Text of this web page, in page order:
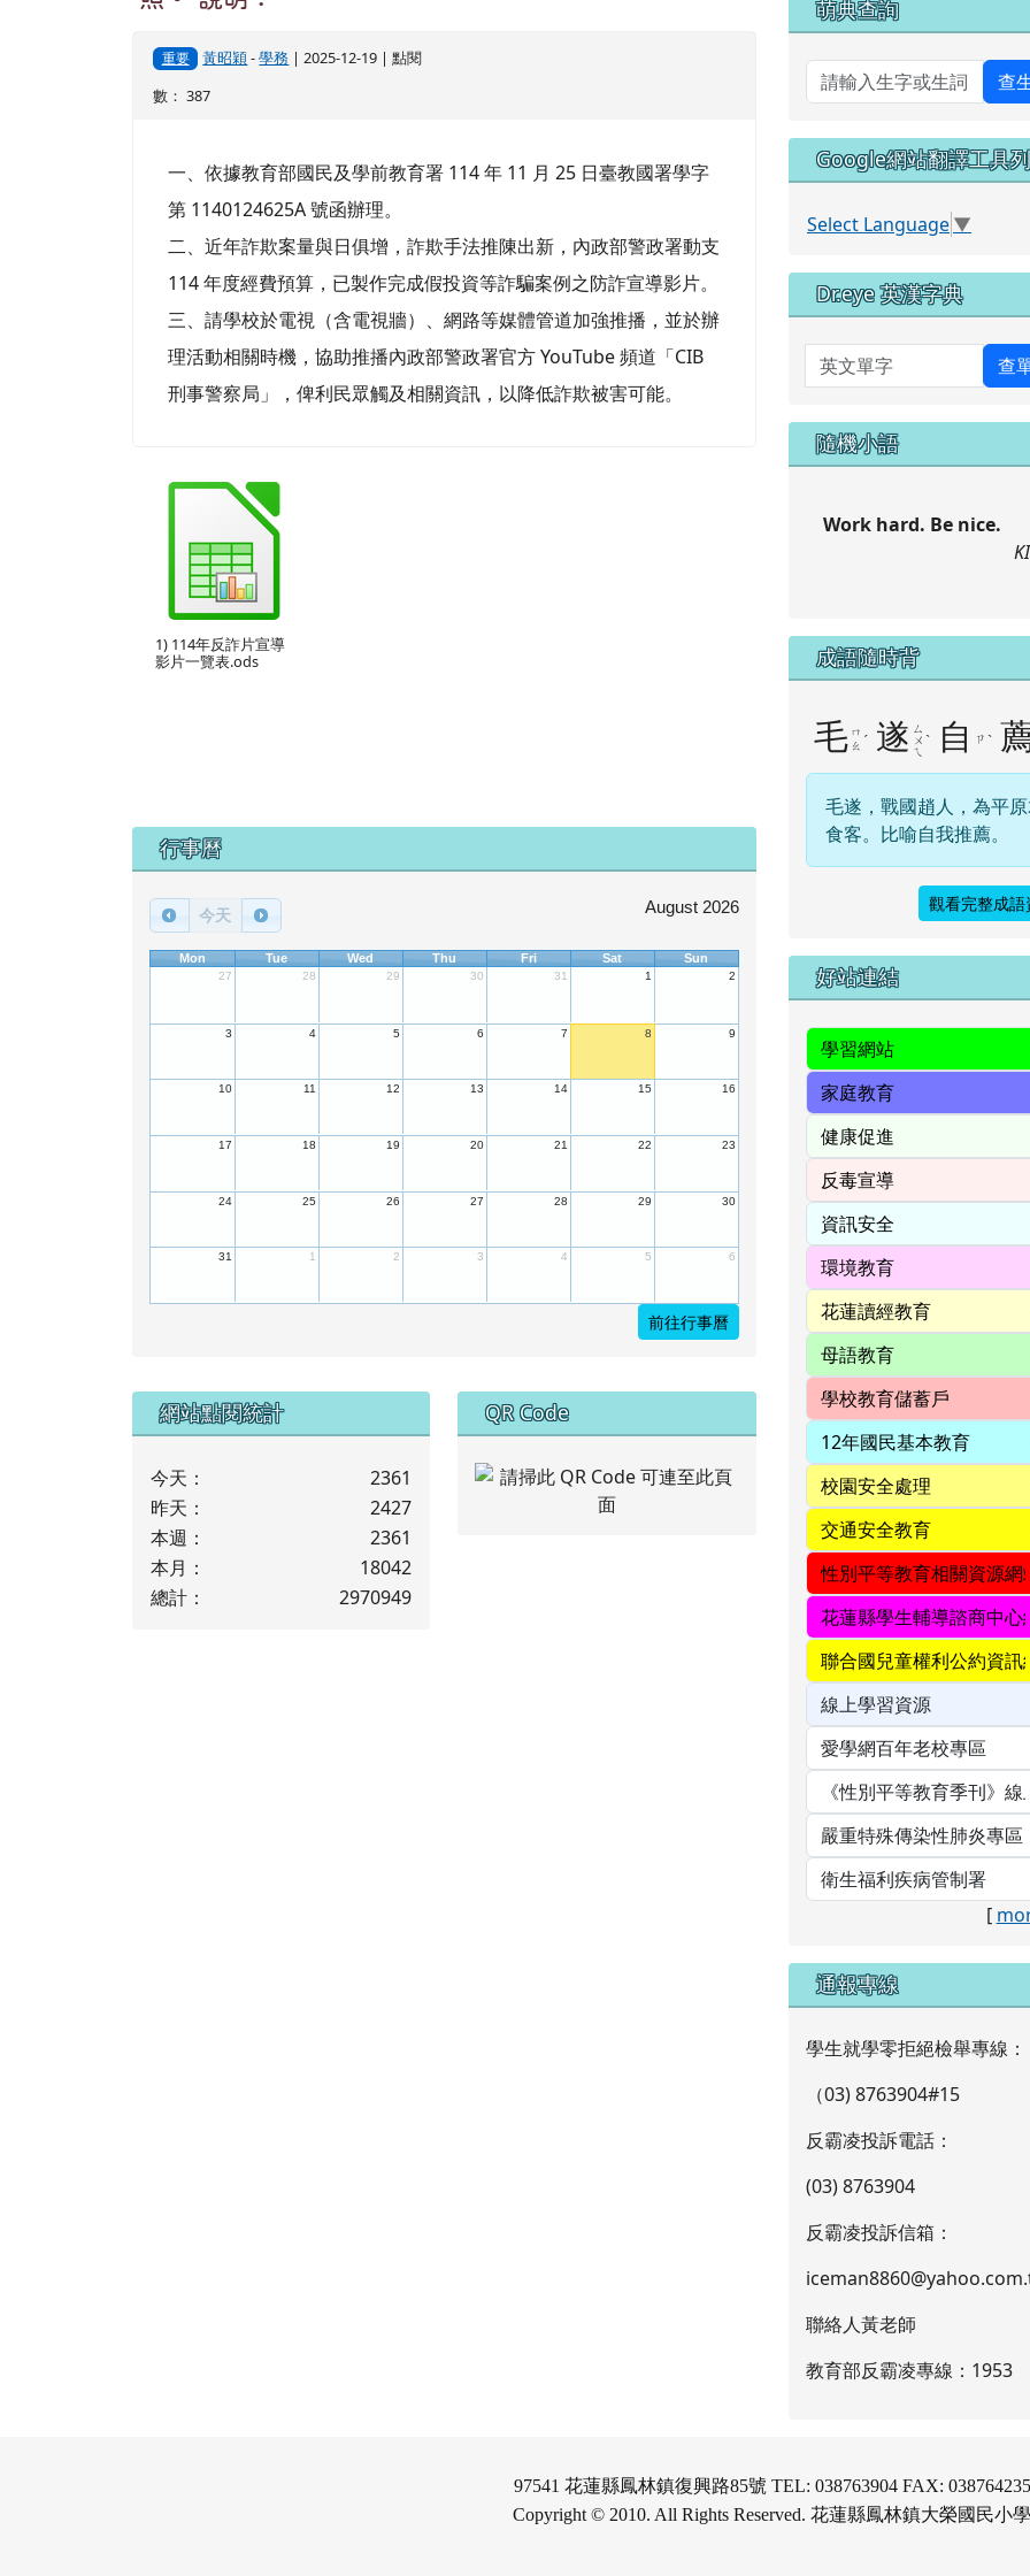
重要 黃昭穎-學務 | 2025-12-19 | 點閱
數： 387
一、依據教育部國民及學前教育署 114 年 11 月 25 日臺教國署學字
第 1140124625A 號函辦理。
二、近年詐欺案量與日俱增，詐欺手法推陳出新，內政部警政署動支
114 年度經費預算，已製作完成假投資等詐騙案例之防詐宣導影片。
三、請學校於電視（含電視牆）、網路等媒體管道加強推播，並於辦
理活動相關時機，協助推播內政部警政署官方 YouTube 頻道「CIB
刑事警察局」，俾利民眾觸及相關資訊，以降低詐欺被害可能。
1) 114年反詐片宣導
影片一覽表.ods
下中區域內容
行事曆
今天 August 2026
Mon Tue Wed Thu Fri Sat Sun
27 28 29 30 31 1 2
3 4 5 6 7 8 9
10 11 12 13 14 15 16
17 18 19 20 21 22 23
24 25 26 27 28 29 30
31 1 2 3 4 5 6
前往行事曆
下中左區域內容
網站點閱統計
今天：
2361
昨天：
2427
本週：
2361
本月：
18042
總計：
2970949
下中右區域內容
QR Code
萌典查詢
查
Google網站翻譯工具列
Select Language▼
Dr.eye 英漢字典
英文單字 查
隨機小語
Work hard. Be nice.
成語隨時背
毛 ㄇ
ㄠ ˊ 遂 ㄙ
ㄨ
ㄟ
ˋ 自 ㄗ ˋ
毛遂，戰國趙人，為平
食客。比喻自我推薦。
觀看完整成語
右邊區域內容
好站連結
[
通報專線
學生就學零拒絕檢舉專線：
（03) 8763904#15
反霸凌投訴電話：
(03) 8763904
反霸凌投訴信箱：
聯絡人黃老師
教育部反霸凌專線：1953
97541 花蓮縣鳳林鎮復興路85號 TEL: 038763904 FAX: 038764235
Copyright © 2010. All Rights Reserved. 花蓮縣鳳林鎮大榮國民小學